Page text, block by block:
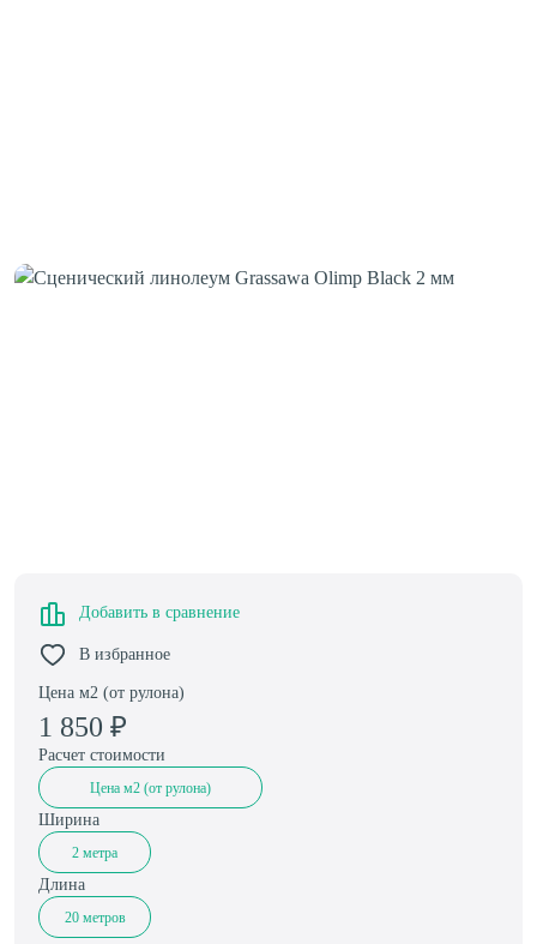
Цена м2 (от рулона)
1 850 ₽
Добавить в сравнение
В избранное
Расчет стоимости
Цена м2 (от рулона)
Ширина
2 метра
Длина
20 метров